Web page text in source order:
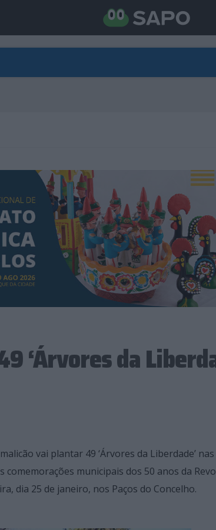
‘Árvores da
vai plantar 49 ‘Árvores da Liberdade’
municipais dos 50 anos da
dia 25 de janeiro, nos Paços do Concelho.